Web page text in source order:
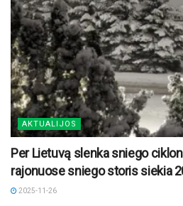
AKTUALIJOS
Per Lietuvą slenka sniego
rajonuose sniego storis siekia
2025-11-26